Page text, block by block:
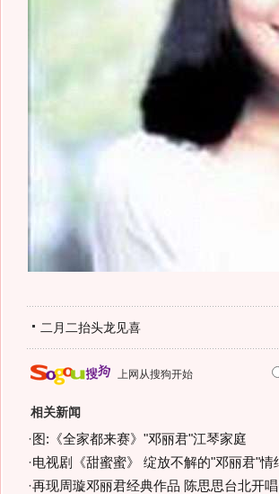
二月二抬头龙见喜
上网从搜狗开始
相关新闻
· 图:《全家都来赛》"邓丽君"江琴家庭
·电视剧《甜蜜蜜》 绽放不解的"邓丽君"情
·再现周璇邓丽君经典作品 陈思思台北开